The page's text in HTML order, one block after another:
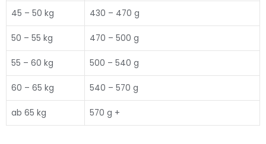
45 – 50 kg 430 – 470 g
50 – 55 kg 470 – 500 g
55 – 60 kg 500 – 540 g
60 – 65 kg 540 – 570 g
ab 65 kg 570 g +